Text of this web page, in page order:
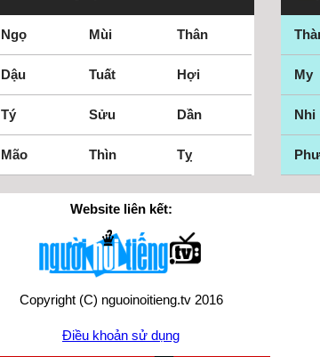
Ngọ Mùi Thân
Dậu Tuất Hợi
Tý Sửu Dần
Mão Thìn Tỵ
My
Nhi
Website liên kết:
Copyright (C) nguoinoitieng.tv 2016
Điều khoản sử dụng